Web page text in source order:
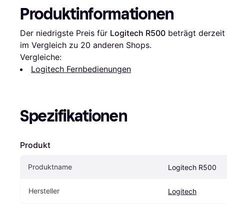
Produktinformationen
Der niedrigste Preis für Logitech R500 beträgt derzeit
im Vergleich zu 20 anderen Shops.
Vergleiche:
Logitech Fernbedienungen
Spezifikationen
Produkt
Produktname Logitech R500
Hersteller Logitech